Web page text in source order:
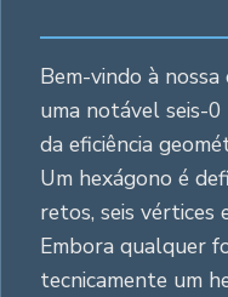
Bem-vindo à
uma notável seis-
da eficiência
Um hexágono é
retos, seis vértices
Embora qualquer
tecnicamente um